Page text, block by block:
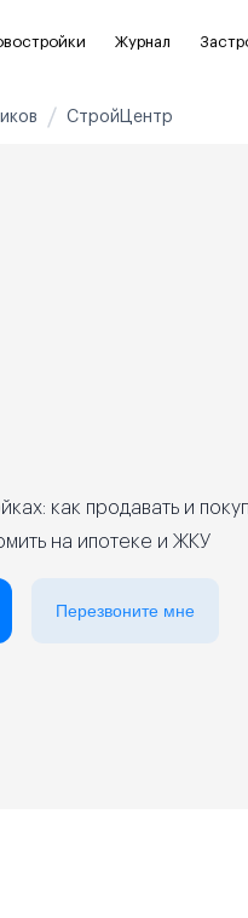
Журнал
СтройЦентр
как продавать и
на ипотеке и ЖКУ
Перезвоните мне